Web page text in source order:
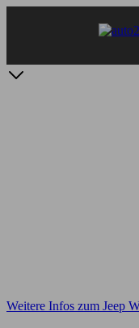
Weitere Infos zum Jeep